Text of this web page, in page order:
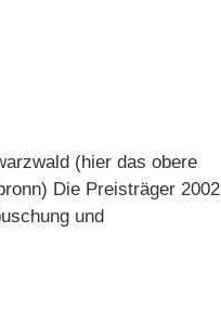
(hier das obere
Die Preisträger 2002
und